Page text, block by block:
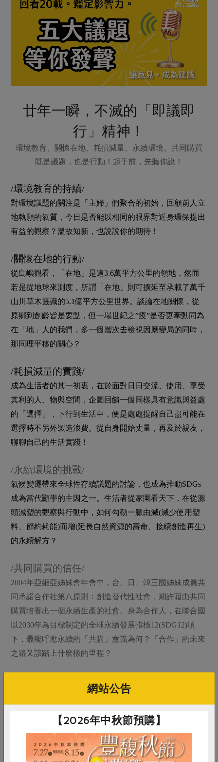
廿年一瞬，不滅的「即議即
行」精神！
環境教育、關懷在地、耗損減量、永續環境、共同購買
既是議題，也是行動！起手前，先聽你說！
/環境教育的持續/
對環境議題的關注是「主婦」們聚合的初始，回顧前人立
地執願的氣質，今日是否能以相同的眼界對近身環保提出
有益的觀察？溫故知新，也說說你的期待！
/關懷在地的行動/
從島嶼觀看，「在地」是這3.6萬平方公里的領地，然而
若是從地球來測度，所謂「在地」則可擴延至承載了萬千
山川草木靈識的5.1億平方公里世界。談論在地關懷，從
原鄉到創齡皆是要點，但一場世紀之”疫”是否更牽動同為
在「地」人的我們，多一個層次去檢視因應變局的同時，
那同理平移的關心？
/耗損減量的實踐/
成為生活者的其一初衷，在於面對日日交流、使用、享受
其利的人、物與空間，企圖回饋一個同樣具有意識與益處
的「選擇」，下行到生活中，便是處處提醒自己盡可能在
選擇時不另外製造浪費。從自身開始丈量，再及於親友，
聊聊自己的生活實踐！
/永續環境的挑戰/
氣候變遷帶來全球性存續議題的討論，也成為推動SDGs
成為當代顯學的主因之一。生活者從家園看天下，在從源
頭減塑的觀察與行動中，如何勾勒一脈由減(減少使用塑
料、節約耗能)而增(延長自然資源的壽命、接續創造再生)
的永續解方？
/共同購買的信任/
2004年亞細亞姊妹會年會中，台、日、韓三國姊妹成員共
同承諾合作社第八原則：創造替代性社會，期許藉由共同
購買培養出一個永續生產的社會。身為合作人，在聯合國
以2030年為目標制定的全球永續發展指標12(SDG12)項
下，最能呼應永續的「共購」意義為何？「合作」的未來
之路又該踏上什麼樣的里程？
網站公告
【2026年中秋節預購】